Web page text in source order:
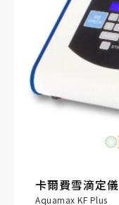
卡爾費雪滴定儀
Aquamax KF Plus